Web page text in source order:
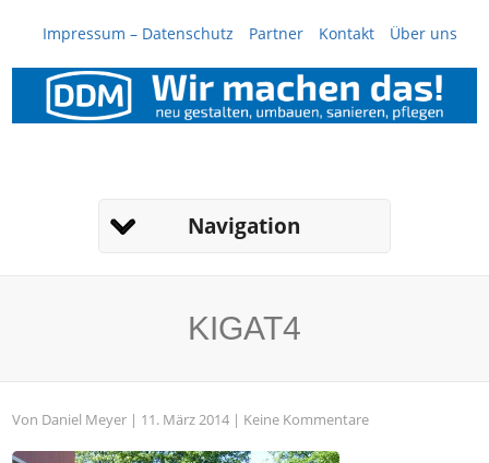
Impressum – Datenschutz Partner Kontakt Über uns
Navigation
KIGAT4
Von Daniel Meyer | 11. März 2014 | Keine Kommentare